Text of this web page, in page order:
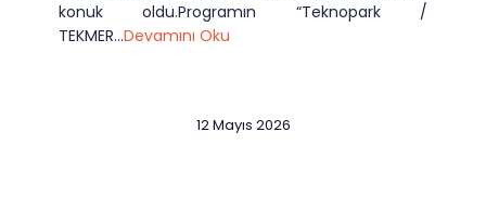
konuk oldu.Programın “Teknopark /
TEKMER...Devamını Oku
12 Mayıs 2026